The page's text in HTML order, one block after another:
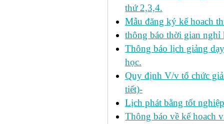
thứ 2,3,4.
Mẫu đăng ký kế hoach
thông báo thời gian
Thông báo lịch giảng
học.
Quy định V/v tổ chức
tiết)-
Lịch phát bằng tốt
Thông báo về kế hoach